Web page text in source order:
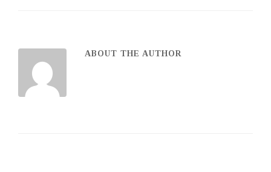
ABOUT THE AUTHOR